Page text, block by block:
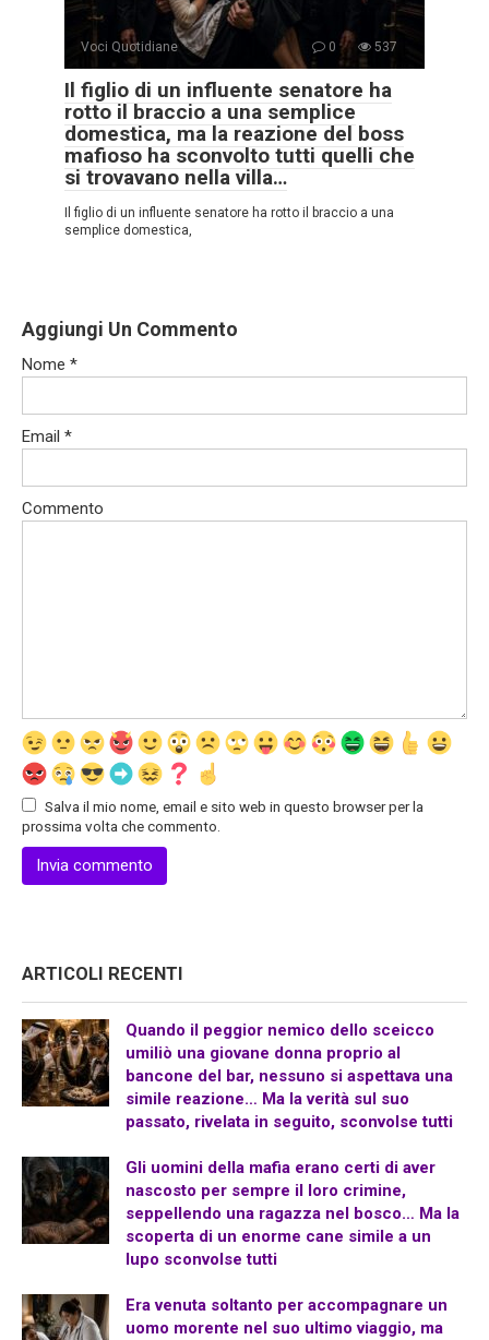
Voci Quotidiane 0 537
Il figlio di un influente senatore ha
rotto il braccio a una semplice
domestica, ma la reazione del boss
mafioso ha sconvolto tutti quelli che
si trovavano nella villa…
Il figlio di un influente senatore ha rotto il braccio a una
semplice domestica,
Aggiungi Un Commento
Nome *
Email *
Commento
Salva il mio nome, email e sito web in questo browser per la
prossima volta che commento.
ARTICOLI RECENTI
Quando il peggior nemico dello sceicco
umiliò una giovane donna proprio al
bancone del bar, nessuno si aspettava una
simile reazione… Ma la verità sul suo
passato, rivelata in seguito, sconvolse tutti
Gli uomini della mafia erano certi di aver
nascosto per sempre il loro crimine,
seppellendo una ragazza nel bosco… Ma la
scoperta di un enorme cane simile a un
lupo sconvolse tutti
Era venuta soltanto per accompagnare un
uomo morente nel suo ultimo viaggio, ma